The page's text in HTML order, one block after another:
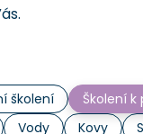
školení Školení
Vody Kovy